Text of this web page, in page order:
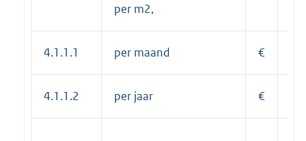
per m2,
4.1.1.1 per maand €
4.1.1.2 per jaar €